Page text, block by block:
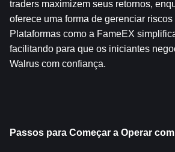
traders maximizem seus retornos,
oferece uma forma de gerenciar
Plataformas como a FameEX
facilitando para que os iniciantes
Walrus com confiança.
Passos para Começar a Operar